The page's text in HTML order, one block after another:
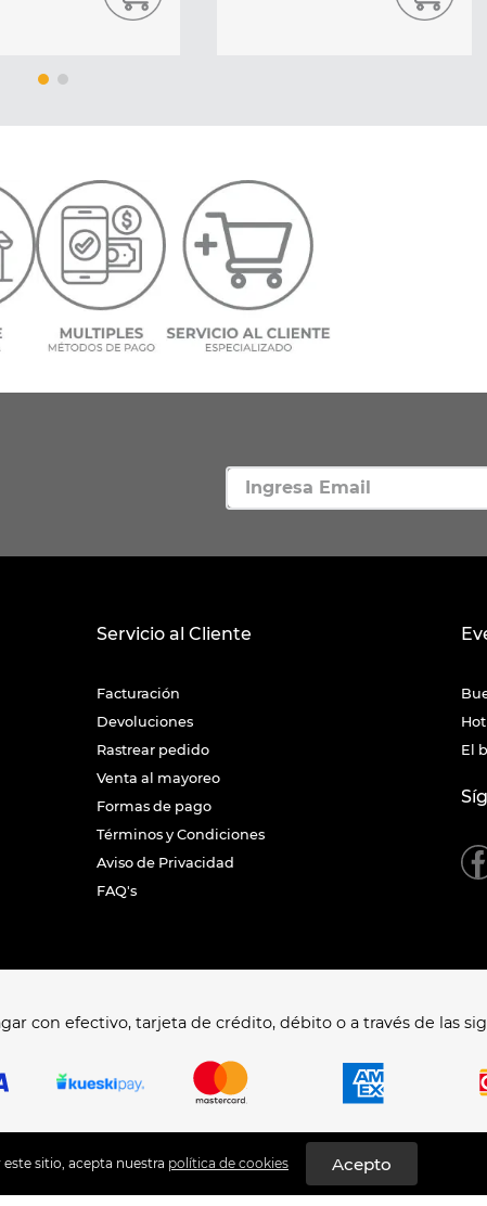
sitio, acepta nuestra política de cookies
Servicio al Cliente
Facturación
Devoluciones
Rastrear pedido
Venta al mayoreo
Formas de pago
Términos y Condiciones
Aviso de Privacidad
FAQ's
El
con efectivo, tarjeta de crédito, débito o a través de las